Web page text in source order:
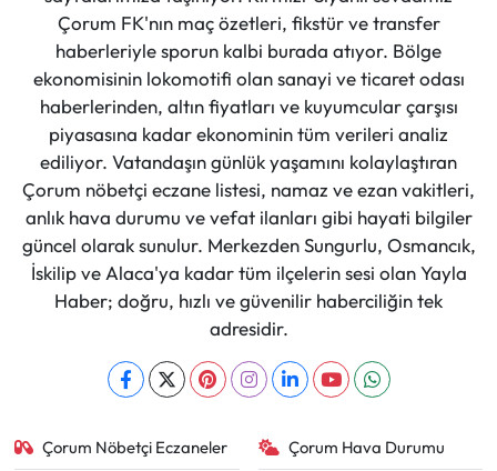
Çorum FK'nın maç özetleri, fikstür ve transfer
haberleriyle sporun kalbi burada atıyor. Bölge
ekonomisinin lokomotifi olan sanayi ve ticaret odası
haberlerinden, altın fiyatları ve kuyumcular çarşısı
piyasasına kadar ekonominin tüm verileri analiz
ediliyor. Vatandaşın günlük yaşamını kolaylaştıran
Çorum nöbetçi eczane listesi, namaz ve ezan vakitleri,
anlık hava durumu ve vefat ilanları gibi hayati bilgiler
güncel olarak sunulur. Merkezden Sungurlu, Osmancık,
İskilip ve Alaca'ya kadar tüm ilçelerin sesi olan Yayla
Haber; doğru, hızlı ve güvenilir haberciliğin tek
adresidir.
Çorum Nöbetçi Eczaneler Çorum Hava Durumu